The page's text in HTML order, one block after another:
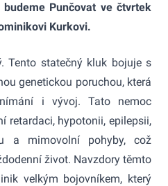
Punčovat ve čtvrtek
Kurkovi.
Tento statečný kluk bojuje s
genetickou poruchou, která
i vývoj. Tato nemoc
retardaci, hypotonii, epilepsii,
a mimovolní pohyby, což
život. Navzdory těmto
velkým bojovníkem, který